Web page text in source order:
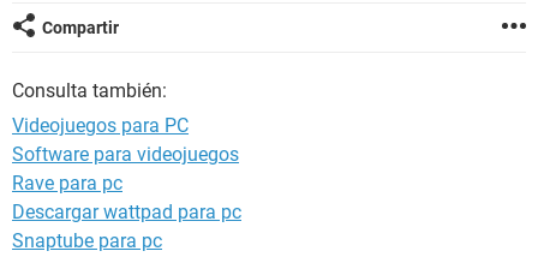
Compartir
Consulta también:
Videojuegos para PC
Software para videojuegos
Rave para pc
Descargar wattpad para pc
Snaptube para pc